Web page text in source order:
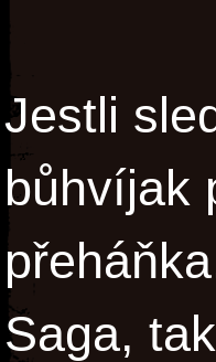
Jestli
bůhvíjak
Saga,